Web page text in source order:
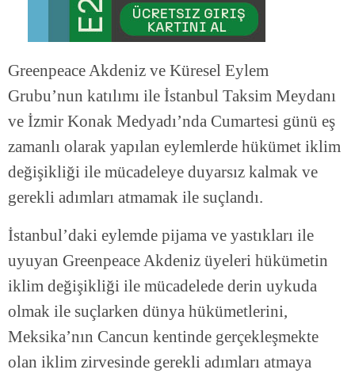
Greenpeace Akdeniz ve Küresel Eylem
Grubu’nun katılımı ile İstanbul Taksim Meydanı
ve İzmir Konak Medyadı’nda Cumartesi günü eş
zamanlı olarak yapılan eylemlerde hükümet iklim
değişikliği ile mücadeleye duyarsız kalmak ve
gerekli adımları atmamak ile suçlandı.
İstanbul’daki eylemde pijama ve yastıkları ile
uyuyan Greenpeace Akdeniz üyeleri hükümetin
iklim değişikliği ile mücadelede derin uykuda
olmak ile suçlarken dünya hükümetlerini,
Meksika’nın Cancun kentinde gerçekleşmekte
olan iklim zirvesinde gerekli adımları atmaya